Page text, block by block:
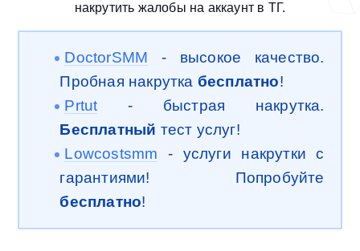
накрутить жалобы на аккаунт в ТГ.
DoctorSMM - высокое качество.
Пробная накрутка бесплатно!
Prtut - быстрая накрутка.
Бесплатный тест услуг!
Lowcostsmm - услуги накрутки с
гарантиями! Попробуйте
бесплатно!